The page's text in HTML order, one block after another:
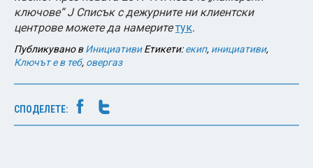
ключове“ J Списък с дежурните ни клиентски
центрове можете да намеритетук.
Публикувано вИнициативи Етикети:екип, инициативи,
Ключът е в теб, овергаз
СПОДЕЛЕТЕ: